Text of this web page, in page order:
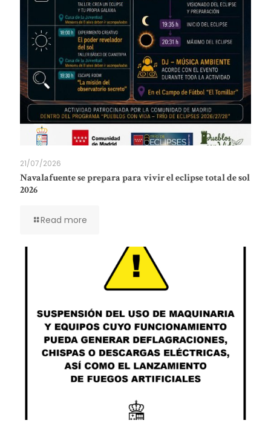
21/07/2026
Navalafuente se prepara para vivir el eclipse total de sol
2026
Read more